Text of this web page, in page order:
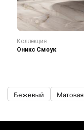
Коллекция
Оникс Смоук
Бежевый Матовая